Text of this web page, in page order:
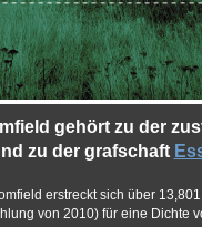
gehört zu der
zu der grafschaft
erstreckt sich über
von 2010) für eine Dichte